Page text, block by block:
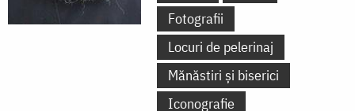
Fotografii
Locuri de pelerinaj
Mănăstiri și biserici
Iconografie